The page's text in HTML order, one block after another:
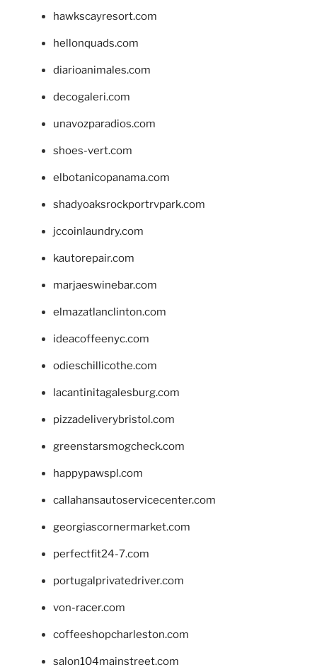
hawkscayresort.com
hellonquads.com
diarioanimales.com
decogaleri.com
unavozparadios.com
shoes-vert.com
elbotanicopanama.com
shadyoaksrockportrvpark.com
jccoinlaundry.com
kautorepair.com
marjaeswinebar.com
elmazatlanclinton.com
ideacoffeenyc.com
odieschillicothe.com
lacantinitagalesburg.com
pizzadeliverybristol.com
greenstarsmogcheck.com
happypawspl.com
callahansautoservicecenter.com
georgiascornermarket.com
perfectfit24-7.com
portugalprivatedriver.com
von-racer.com
coffeeshopcharleston.com
salon104mainstreet.com